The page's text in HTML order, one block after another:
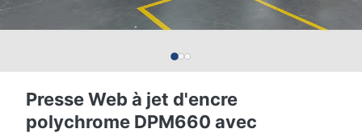
Presse Web à jet d'encre
polychrome DPM660 avec